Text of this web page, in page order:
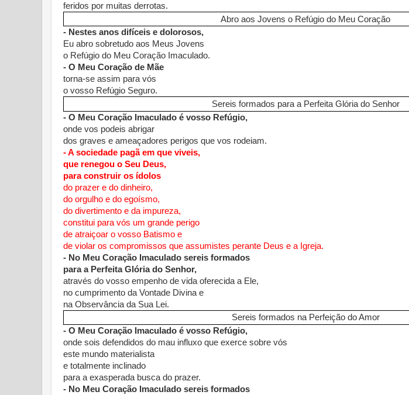
feridos por muitas derrotas.
Abro aos Jovens o Refúgio do Meu Coração
- Nestes anos difíceis e dolorosos,
Eu abro sobretudo aos Meus Jovens
o Refúgio do Meu Coração Imaculado.
- O Meu Coração de Mãe
torna-se assim para vós
o vosso Refúgio Seguro.
Sereis formados para a Perfeita Glória do Senhor
- O Meu Coração Imaculado é vosso Refúgio,
onde vos podeis abrigar
dos graves e ameaçadores perigos que vos rodeiam.
- A sociedade pagã em que viveis,
que renegou o Seu Deus,
para construir os ídolos
do prazer e do dinheiro,
do orgulho e do egoísmo,
do divertimento e da impureza,
constitui para vós um grande perigo
de atraiçoar o vosso Batismo e
de violar os compromissos que assumistes perante Deus e a Igreja.
- No Meu Coração Imaculado sereis formados
para a Perfeita Glória do Senhor,
através do vosso empenho de vida oferecida a Ele,
no cumprimento da Vontade Divina e
na Observância da Sua Lei.
Sereis formados na Perfeição do Amor
- O Meu Coração Imaculado é vosso Refúgio,
onde sois defendidos do mau influxo que exerce sobre vós
este mundo materialista
e totalmente inclinado
para a exasperada busca do prazer.
- No Meu Coração Imaculado sereis formados